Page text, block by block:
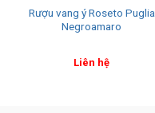
Rượu vang ý Roseto Puglia
Negroamaro
Liên hệ